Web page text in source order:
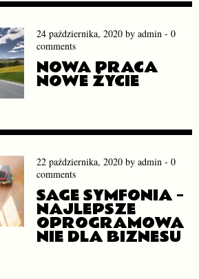
24 października, 2020by admin - 0
comments
NOWA PRACA
NOWE ŻYCIE
22 października, 2020by admin - 0
comments
SAGE SYMFONIA –
NAJLEPSZE
OPROGRAMOWA
NIE DLA BIZNESU